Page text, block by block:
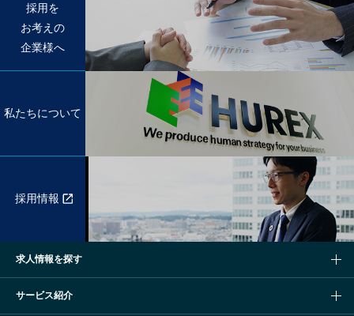
採用情報
私たちについて
採用を
お考えの
企業様へ
求人情報を探す
サービス紹介